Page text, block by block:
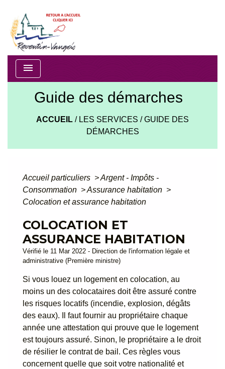
menu
Guide des démarches
ACCUEIL / LES SERVICES /GUIDE DES
DÉMARCHES
Accueil particuliers >Argent - Impôts -
Consommation >Assurance habitation >
Colocation et assurance habitation
COLOCATION ET
ASSURANCE HABITATION
Vérifié le 11 Mar 2022 - Direction de l'information légale et
administrative (Première ministre)
Si vous louez un logement en colocation, au
moins un des colocataires doit être assuré contre
les risques locatifs (incendie, explosion, dégâts
des eaux). Il faut fournir au propriétaire chaque
année une attestation qui prouve que le logement
est toujours assuré. Sinon, le propriétaire a le droit
de résilier le contrat de bail. Ces règles vous
concernent quelle que soit votre nationalité et